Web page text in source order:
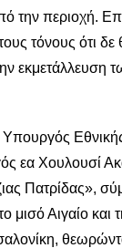
την περιοχή.
τόνους ότι δε
εκμετάλλευση
εα Χουλουσί
Πατρίδας»,
μισό Αιγαίο και